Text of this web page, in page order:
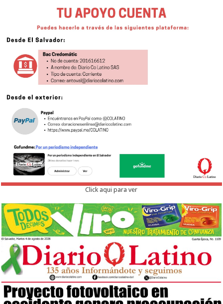
Click aqui para ver